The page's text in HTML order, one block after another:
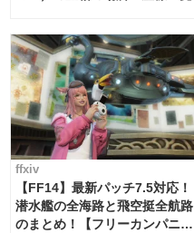
ffxiv
【FF14】最新パッチ7.5対応！
潜水艦の全海路と飛空挺全航路
のまとめ！【フリーカンパニ